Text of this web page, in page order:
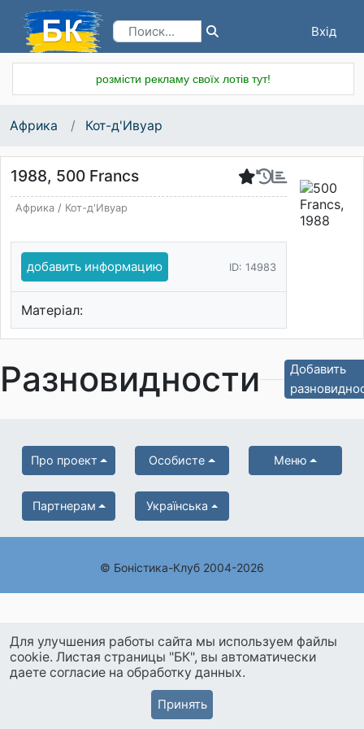
Вхід
розмісти рекламу своїх лотів тут!
Африка Кот-д'Ивуар
1988, 500 Francs
Африка/ Кот-д'Ивуар
добавить информацию ID: 14983
Матеріал:
Разновидности
Добавить
Про проект Особисте Меню
Партнерам Українська
© Боністика-Клуб 2004-2026
Для улучшения работы сайта мы используем файлы
cookie. Листая страницы "БК", вы автоматически
даете согласие на обработку данных.
Принять